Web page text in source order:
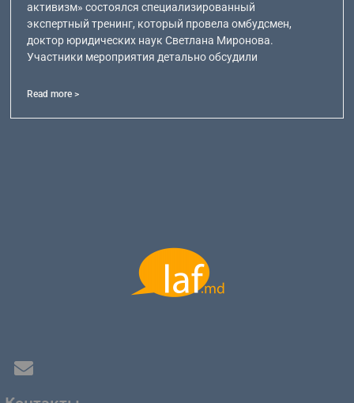
активизм» состоялся специализированный
экспертный тренинг, который провела омбудсмен,
доктор юридических наук Светлана Миронова.
Участники мероприятия детально обсудили
Read more >